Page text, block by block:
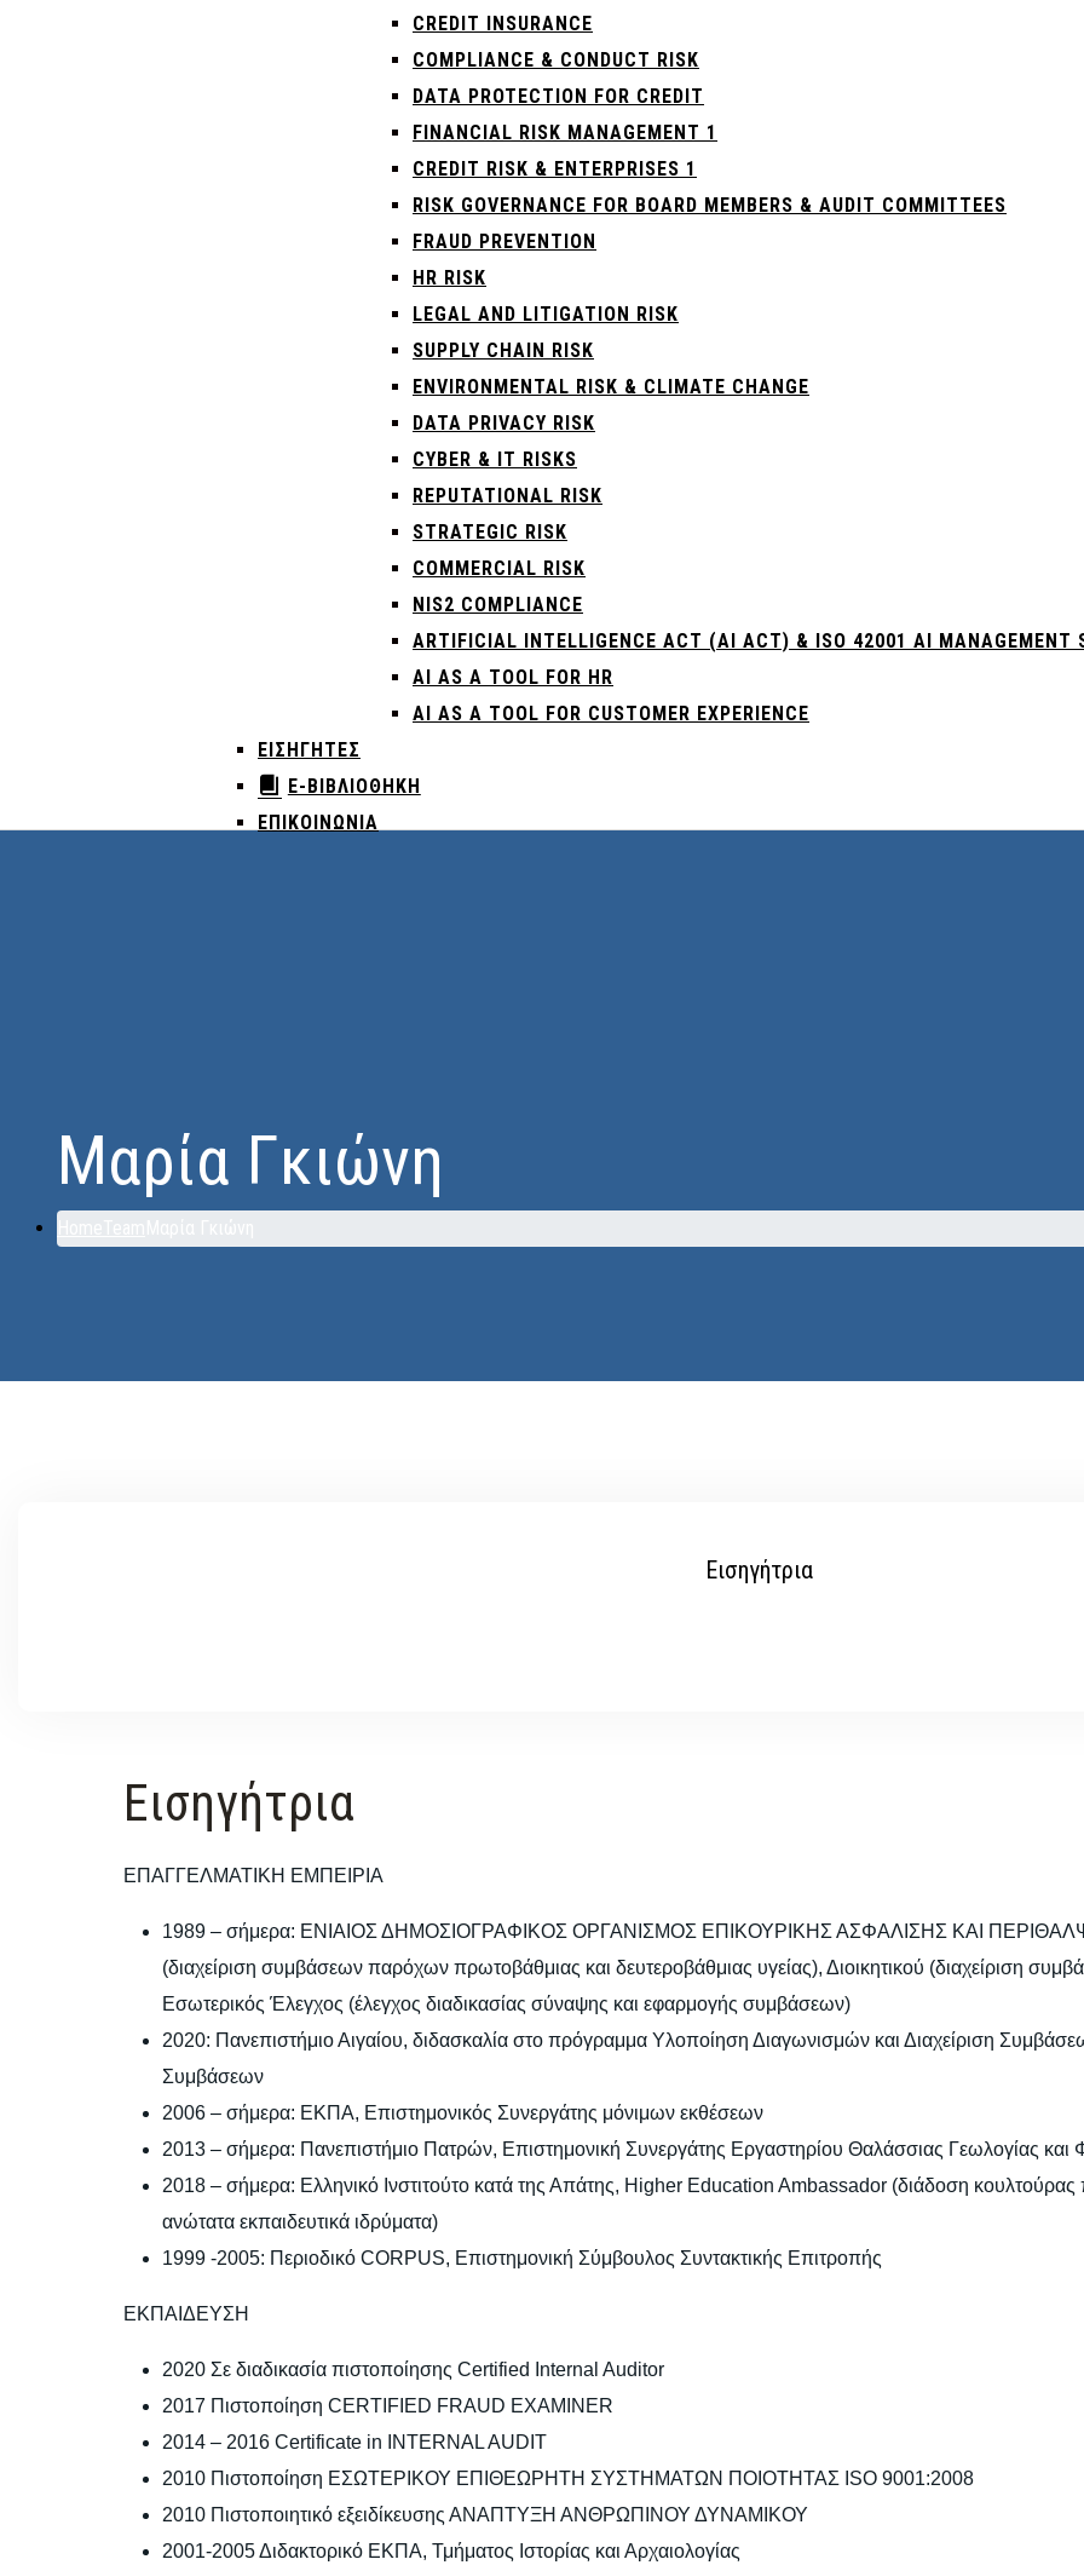
CREDIT INSURANCE
COMPLIANCE & CONDUCT RISK
DATA PROTECTION FOR CREDIT
FINANCIAL RISK MANAGEMENT 1
CREDIT RISK & ENTERPRISES 1
RISK GOVERNANCE FOR BOARD MEMBERS & AUDIT COMMITTEES
FRAUD PREVENTION
HR RISK
LEGAL AND LITIGATION RISK
SUPPLY CHAIN RISK
ENVIRONMENTAL RISK & CLIMATE CHANGE
DATA PRIVACY RISK
CYBER & IT RISKS
REPUTATIONAL RISK
STRATEGIC RISK
COMMERCIAL RISK
NIS2 COMPLIANCE
ARTIFICIAL INTELLIGENCE ACT (ΑΙ ACT) & ISO 42001 AI MANAGEMENT
AI AS A TOOL FOR HR
AI AS A TOOL FOR CUSTOMER EXPERIENCE
ΕΙΣΗΓΗΤΈΣ
E-ΒΙΒΛΙΟΘΗΚΗ
ΕΠΙΚΟΙΝΩΝΊΑ
Μαρία Γκιώνη
Εισηγήτρια
Εισηγήτρια
ΕΠΑΓΓΕΛΜΑΤΙΚΗ ΕΜΠΕΙΡΙΑ
1989 – σήμερα: ΕΝΙΑΙΟΣ ΔΗΜΟΣΙΟΓΡΑΦΙΚΟΣ ΟΡΓΑΝΙΣΜΟΣ ΕΠΙΚΟΥΡΙΚΗΣ ΑΣΦΑΛΙΣΗΣ ΚΑΙ
(διαχείριση συμβάσεων παρόχων πρωτοβάθμιας και δευτεροβάθμιας υγείας), Διοικητικού (διαχείριση
Εσωτερικός Έλεγχος (έλεγχος διαδικασίας σύναψης και εφαρμογής συμβάσεων)
2020: Πανεπιστήμιο Αιγαίου, διδασκαλία στο πρόγραμμα Υλοποίηση Διαγωνισμών και Διαχείριση
Συμβάσεων
2006 – σήμερα: ΕΚΠΑ, Επιστημονικός Συνεργάτης μόνιμων εκθέσεων
2013 – σήμερα: Πανεπιστήμιο Πατρών, Επιστημονική Συνεργάτης Εργαστηρίου Θαλάσσιας Γεωλογίας και
2018 – σήμερα: Ελληνικό Ινστιτούτο κατά της Απάτης, Higher Education Ambassador (διάδοση
ανώτατα εκπαιδευτικά ιδρύματα)
1999 -2005: Περιοδικό CORPUS, Επιστημονική Σύμβουλος Συντακτικής Επιτροπής
ΕΚΠΑΙΔΕΥΣΗ
2020 Σε διαδικασία πιστοποίησης Certified Internal Auditor
2017 Πιστοποίηση CERTIFIED FRAUD EXAMINER
2014 – 2016 Certificate in INTERNAL AUDIT
2010 Πιστοποίηση ΕΣΩΤΕΡΙΚΟΥ ΕΠΙΘΕΩΡΗΤΗ ΣΥΣΤΗΜΑΤΩΝ ΠΟΙΟΤΗΤΑΣ ISO 9001:2008
2010 Πιστοποιητικό εξειδίκευσης ΑΝΑΠΤΥΞΗ ΑΝΘΡΩΠΙΝΟΥ ΔΥΝΑΜΙΚΟΥ
2001-2005 Διδακτορικό ΕΚΠΑ, Τμήματος Ιστορίας και Αρχαιολογίας